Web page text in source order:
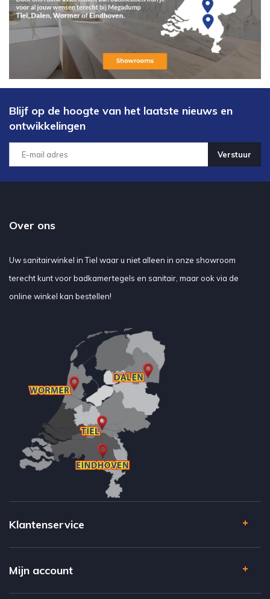
Blijf op de hoogte van het laatste nieuws en
ontwikkelingen
Verstuur
Over ons
Uw sanitairwinkel in Tiel waar u niet alleen in onze showroom
terecht kunt voor badkamertegels en sanitair, maar ook via de
online winkel kan bestellen!
Klantenservice
Mijn account